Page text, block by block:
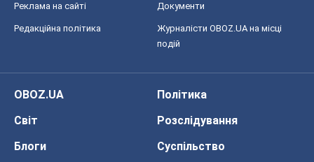
Реклама на сайті Документи
Редакційна політика
Журналісти OBOZ.UA на місці
подій
OBOZ.UA
Політика
Світ
Розслідування
Блоги
Суспільство